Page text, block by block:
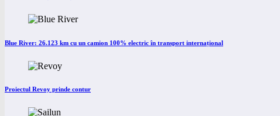
Blue River: 26.123 km cu un camion 100% electric în transport internațional
Proiectul Revoy prinde contur